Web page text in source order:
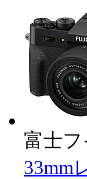
富士
33mm